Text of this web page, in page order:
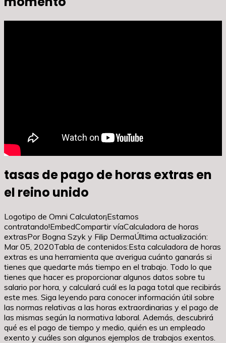
tasas de pago de horas extras en
el reino unido
Logotipo de Omni Calculator¡Estamos
contratando!EmbedCompartir víaCalculadora de horas
extrasPor Bogna Szyk y Filip DermaÚltima actualización:
Mar 05, 2020Tabla de contenidos:Esta calculadora de horas
extras es una herramienta que averigua cuánto ganarás si
tienes que quedarte más tiempo en el trabajo. Todo lo que
tienes que hacer es proporcionar algunos datos sobre tu
salario por hora, y calculará cuál es la paga total que recibirás
este mes. Siga leyendo para conocer información útil sobre
las normas relativas a las horas extraordinarias y el pago de
las mismas según la normativa laboral. Además, descubrirá
qué es el pago de tiempo y medio, quién es un empleado
exento y cuáles son algunos ejemplos de trabajos exentos.